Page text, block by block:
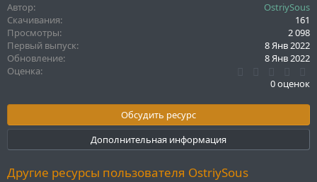
к
ц
и
и
:
Автор
OstriySous
Скачивания
161
Просмотры
2 098
Первый выпуск
8 Янв 2022
Обновление
8 Янв 2022
Оценка
0
0
в
ё
з
0 оценок
Обсудить ресурс
Дополнительная информация
Другие ресурсы пользователя OstriySous